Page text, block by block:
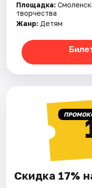
Площадка:
творчества
Жанр: Детям
Скидка 17%